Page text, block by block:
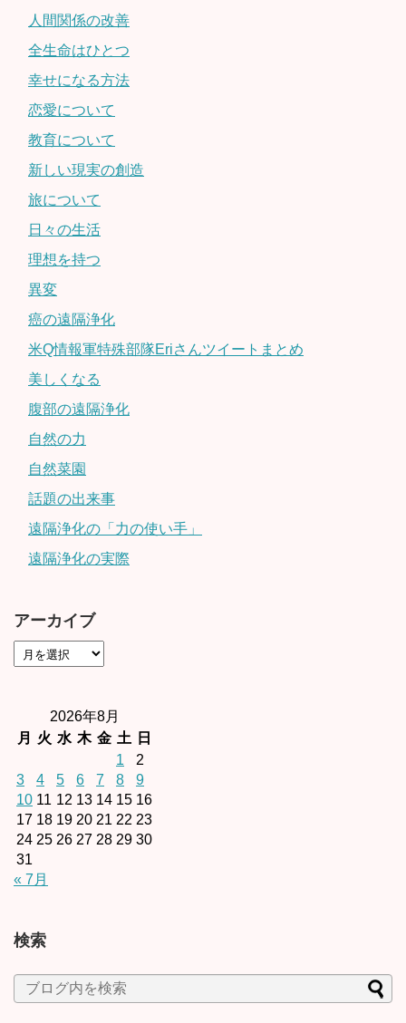
人間関係の改善
全生命はひとつ
幸せになる方法
恋愛について
教育について
新しい現実の創造
旅について
日々の生活
理想を持つ
異変
癌の遠隔浄化
米Q情報軍特殊部隊Eriさんツイートまとめ
美しくなる
腹部の遠隔浄化
自然の力
自然菜園
話題の出来事
遠隔浄化の「力の使い手」
遠隔浄化の実際
アーカイブ
2026年8月
月
火 水 木 金 土
日
1
2
3
4 5 6 7 8
9
10 11 12 13 14 15 16
17 18 19 20 21 22 23
24 25 26 27 28 29 30
31
« 7月
検索